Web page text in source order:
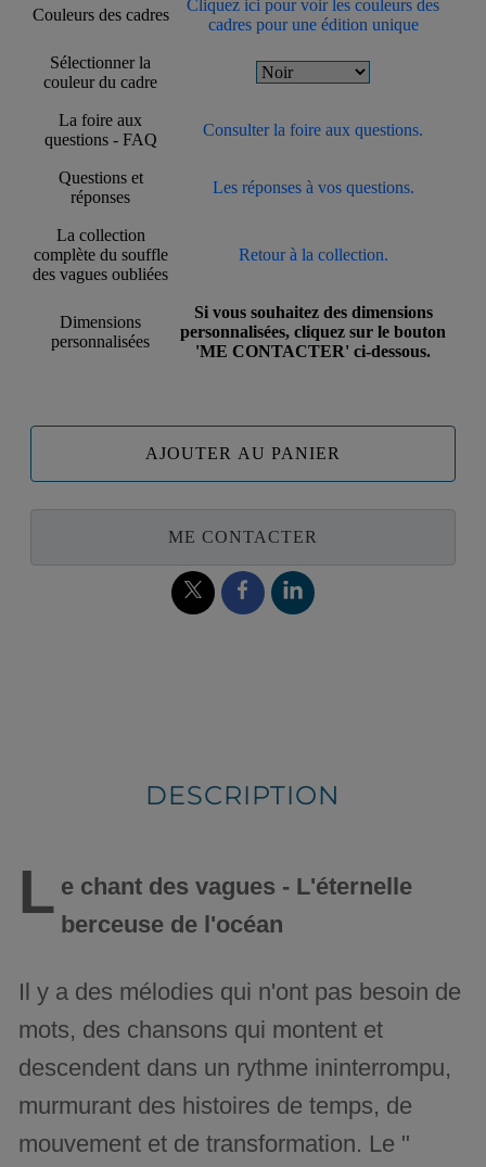
Couleurs des cadres
Cliquez ici pour voir les couleurs des
cadres pour une édition unique
Sélectionner la
couleur du cadre
La foire aux
questions - FAQ
Consulter la foire aux questions.
Questions et
réponses
Les réponses à vos questions.
La collection
complète du souffle
des vagues oubliées
Retour à la collection.
Dimensions
personnalisées
Si vous souhaitez des dimensions
personnalisées, cliquez sur le bouton
'ME CONTACTER' ci-dessous.
AJOUTER AU PANIER
ME CONTACTER
DESCRIPTION
L e chant des vagues - L'éternelle
berceuse de l'océan
Il y a des mélodies qui n'ont pas besoin de
mots, des chansons qui montent et
descendent dans un rythme ininterrompu,
murmurant des histoires de temps, de
mouvement et de transformation. Le "